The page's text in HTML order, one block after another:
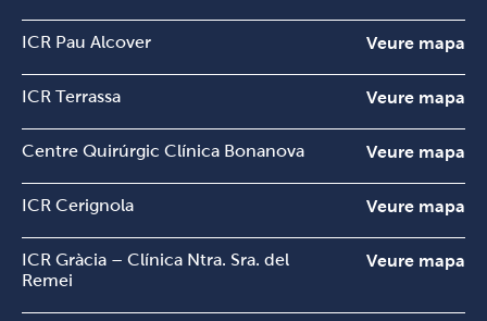
ICR Pau Alcover Veure mapa
ICR Terrassa Veure mapa
Centre Quirúrgic Clínica Bonanova Veure mapa
ICR Cerignola Veure mapa
ICR Gràcia – Clínica Ntra. Sra. del
Remei
Veure mapa